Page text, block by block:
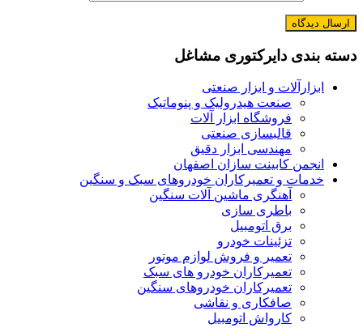
دسته بندی دایرکتوری مشاغل
ابزارآلات و ابزار صنعتی
صنعت هیدرولیک و پنوماتیک
فروشگاه ابزار آلات
قالبسازی صنعتی
مهندسی ابزار دقیق
انجمن کابینت سازان اصفهان
خدمات و تعمیرکاران خودروهای سبک و سنگین
آهنگری ماشین آلات سنگین
باطری سازی
برق اتومبیل
تزئینات خودرو
تعمیر و فروش لوازم موتور
تعمیرکاران خودرو های سبک
تعمیرکاران خودروهای سنگین
صافکاری و نقاشی
کارواش اتومبیل